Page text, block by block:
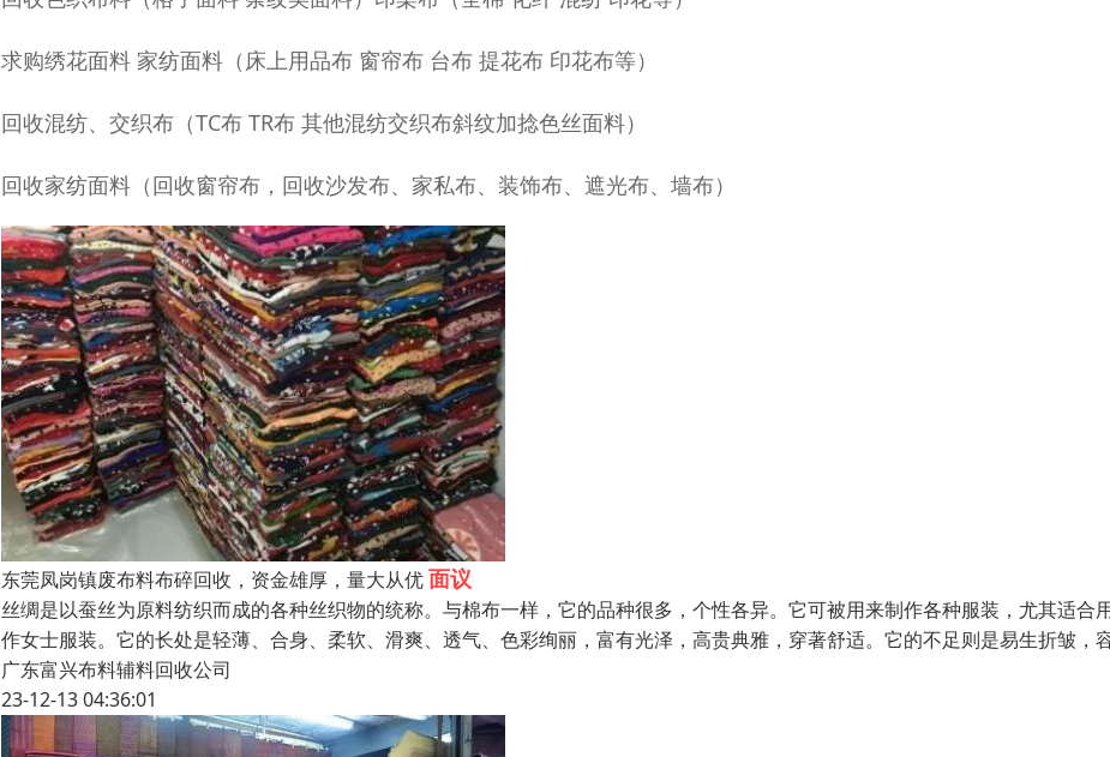
求购绣花面料 家纺面料（床上用品布 窗帘布 台布 提花布 印花布等）
回收混纺、交织布（TC布 TR布 其他混纺交织布斜纹加捻色丝面料）
回收家纺面料（回收窗帘布，回收沙发布、家私布、装饰布、遮光布、墙布）
东莞凤岗镇废布料布碎回收，资金雄厚，量大从优面议
丝绸是以蚕丝为原料纺织而成的各种丝织物的统称。与棉布一样，它的品种很多，个性各异。它可被用来制作各种服装，尤其适合
作女士服装。它的长处是轻薄、合身、柔软、滑爽、透气、色彩绚丽，富有光泽，高贵典雅，穿著舒适。它的不足则是易生折皱，
广东富兴布料辅料回收公司
23-12-13 04:36:01